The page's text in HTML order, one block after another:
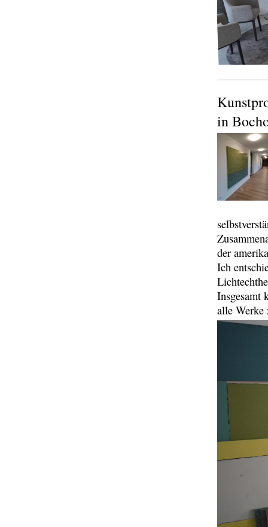
in
der
Ich
Insgesamt
alle Werke